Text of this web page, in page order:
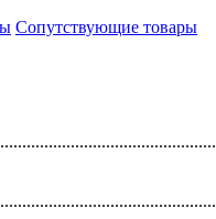
Сопутствующие товары